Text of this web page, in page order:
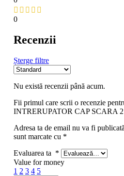
0
Recenzii
Șterge filtre
Nu există recenzii până acum.
Fii primul care scrii o recenzie
INTRERUPATOR CAP SCARA
Adresa ta de email nu va fi
sunt marcate cu *
Evaluarea ta *
Value for money
1 2 3 4 5